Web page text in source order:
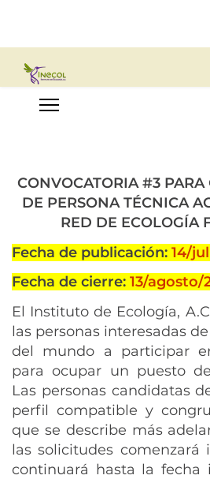
CONVOCATORIA #3 PARA
DE PERSONATÉCNICA
RED DE ECOLOGÍA
Fecha de publicación: 14/
Fecha de cierre: 13/agosto/
El Instituto de Ecología,
las personas interesadas
del mundo a participar
para ocupar un puesto
Las personas candidatas
perfil compatible y
que se describe más
las solicitudes
continuará hasta la fecha